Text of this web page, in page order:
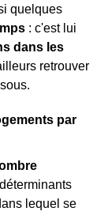
quelques
: c'est lui
dans les
retrouver
par
lequel se